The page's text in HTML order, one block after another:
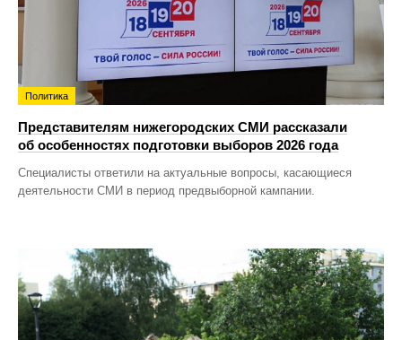
Политика
Представителям нижегородских СМИ рассказали
об особенностях подготовки выборов 2026 года
Специалисты ответили на актуальные вопросы, касающиеся
деятельности СМИ в период предвыборной кампании.